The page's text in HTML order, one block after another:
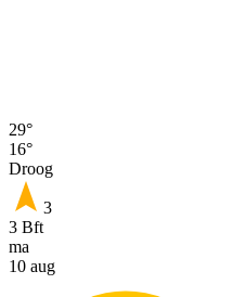
29°
16°
Droog
3
3 Bft
ma
10 aug